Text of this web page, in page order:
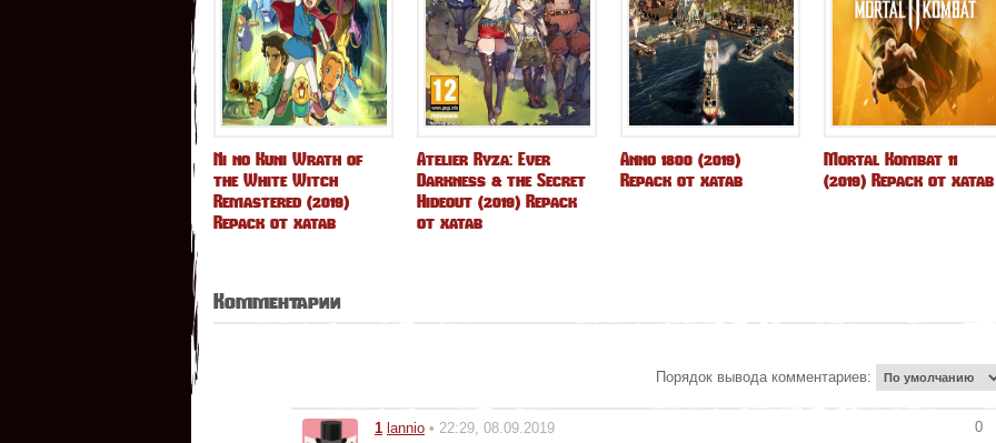
Ni no Kuni Wrath of
the White Witch
Remastered (2019)
Repack от xatab
Atelier Ryza: Ever
Darkness & the Secret
Hideout (2019) Repack
от xatab
Anno 1800 (2019)
Repack от xatab
Mortal Kombat 11
(2019) Repack от xatab
Комментарии
Порядок вывода комментариев:
0
1 lannio • 22:29, 08.09.2019